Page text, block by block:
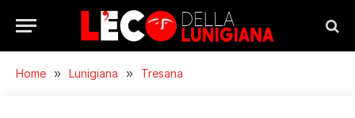
Home » Lunigiana » Tresana